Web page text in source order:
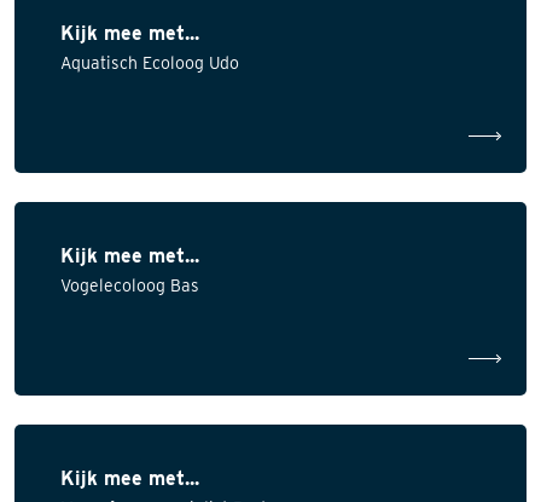
Kijk mee met...
Aquatisch Ecoloog Udo
Kijk mee met...
Vogelecoloog Bas
Kijk mee met...